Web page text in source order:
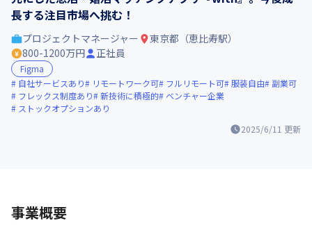
長する注目市場へ挑む！
2025/6/11 更新
プロジェクトマネージャー
東京都（恵比寿駅）
800-1200万円
正社員
Figma
自社サービスあり
リモートワーク可 フルリモート可 服装自由
副業可
フレックス制度あり
新技術に積極的
ベンチャー企業
ストックオプションあり
事業概要